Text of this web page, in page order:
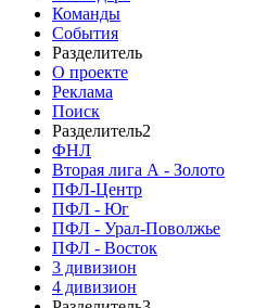
Команды
События
Разделитель
О проекте
Реклама
Поиск
Разделитель2
ФНЛ
Вторая лига А - Золото
ПФЛ-Центр
ПФЛ - Юг
ПФЛ - Урал-Поволжье
ПФЛ - Восток
3 дивизион
4 дивизион